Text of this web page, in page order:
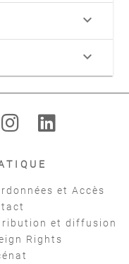
keyboard_arrow_down
keyboard_arrow_down
et Accès
et diffusion
Rights